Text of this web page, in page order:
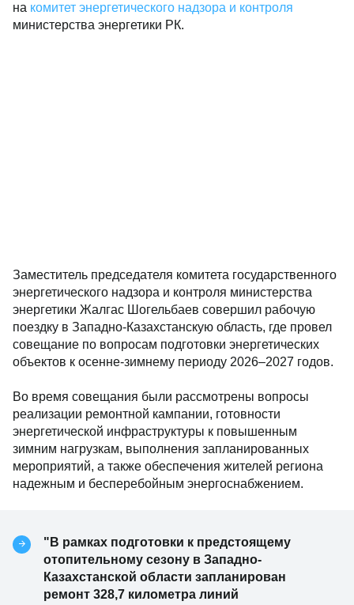
на комитет энергетического надзора и контроля
министерства энергетики РК.
Заместитель председателя комитета государственного
энергетического надзора и контроля министерства
энергетики Жалгас Шогельбаев совершил рабочую
поездку в Западно-Казахстанскую область, где провел
совещание по вопросам подготовки энергетических
объектов к осенне-зимнему периоду 2026–2027 годов.
Во время совещания были рассмотрены вопросы
реализации ремонтной кампании, готовности
энергетической инфраструктуры к повышенным
зимним нагрузкам, выполнения запланированных
мероприятий, а также обеспечения жителей региона
надежным и бесперебойным энергоснабжением.
"В рамках подготовки к предстоящему
отопительному сезону в Западно-
Казахстанской области запланирован
ремонт 328,7 километра линий